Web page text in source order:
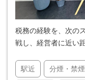
税務の経験を、次の
戦し、経営者に近い
駅近 分煙・禁煙